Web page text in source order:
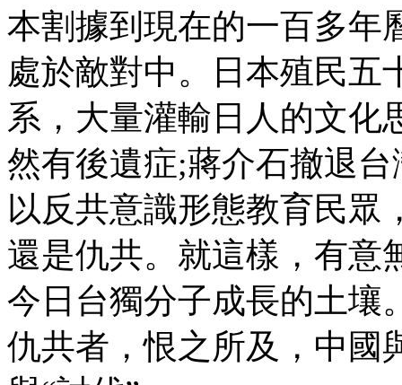
本割據到現在的一百多年
處於敵對中。日本殖民五
系，大量灌輸日人的文
然有後遺症;蔣介石撤退
以反共意識形態教育民
還是仇共。就這樣，有意
今日台獨分子成長的土壤
仇共者，恨之所及，中國